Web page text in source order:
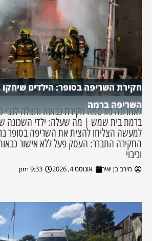
חקירת השריפה בסופר: הילדים
השריפה ברמה
לאחרונה פורסמה חקירת כבאות והצלה לגבי
ברמת בית שמש | מה שעלה: ילדי השכונה
למעשה הצליחו להצית את השריפה בסופר
החקירה התברר: העסק פעל ללא אישור כבאות
וכיבוי
מירב בן יאיר אוגוסט 4, 2026 9:33 pm